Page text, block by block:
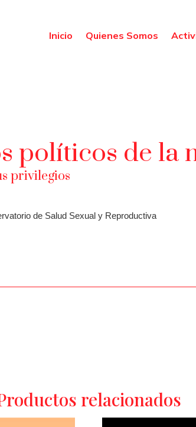
Inicio Quienes Somos
políticos de la
privilegios
de Salud Sexual y Reproductiva
relacionados